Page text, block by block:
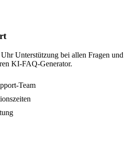
Unterstützung bei allen Fragen und
KI-FAQ-Generator.
Team